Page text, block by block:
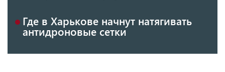
Где в Харькове начнут натягивать
антидроновые сетки